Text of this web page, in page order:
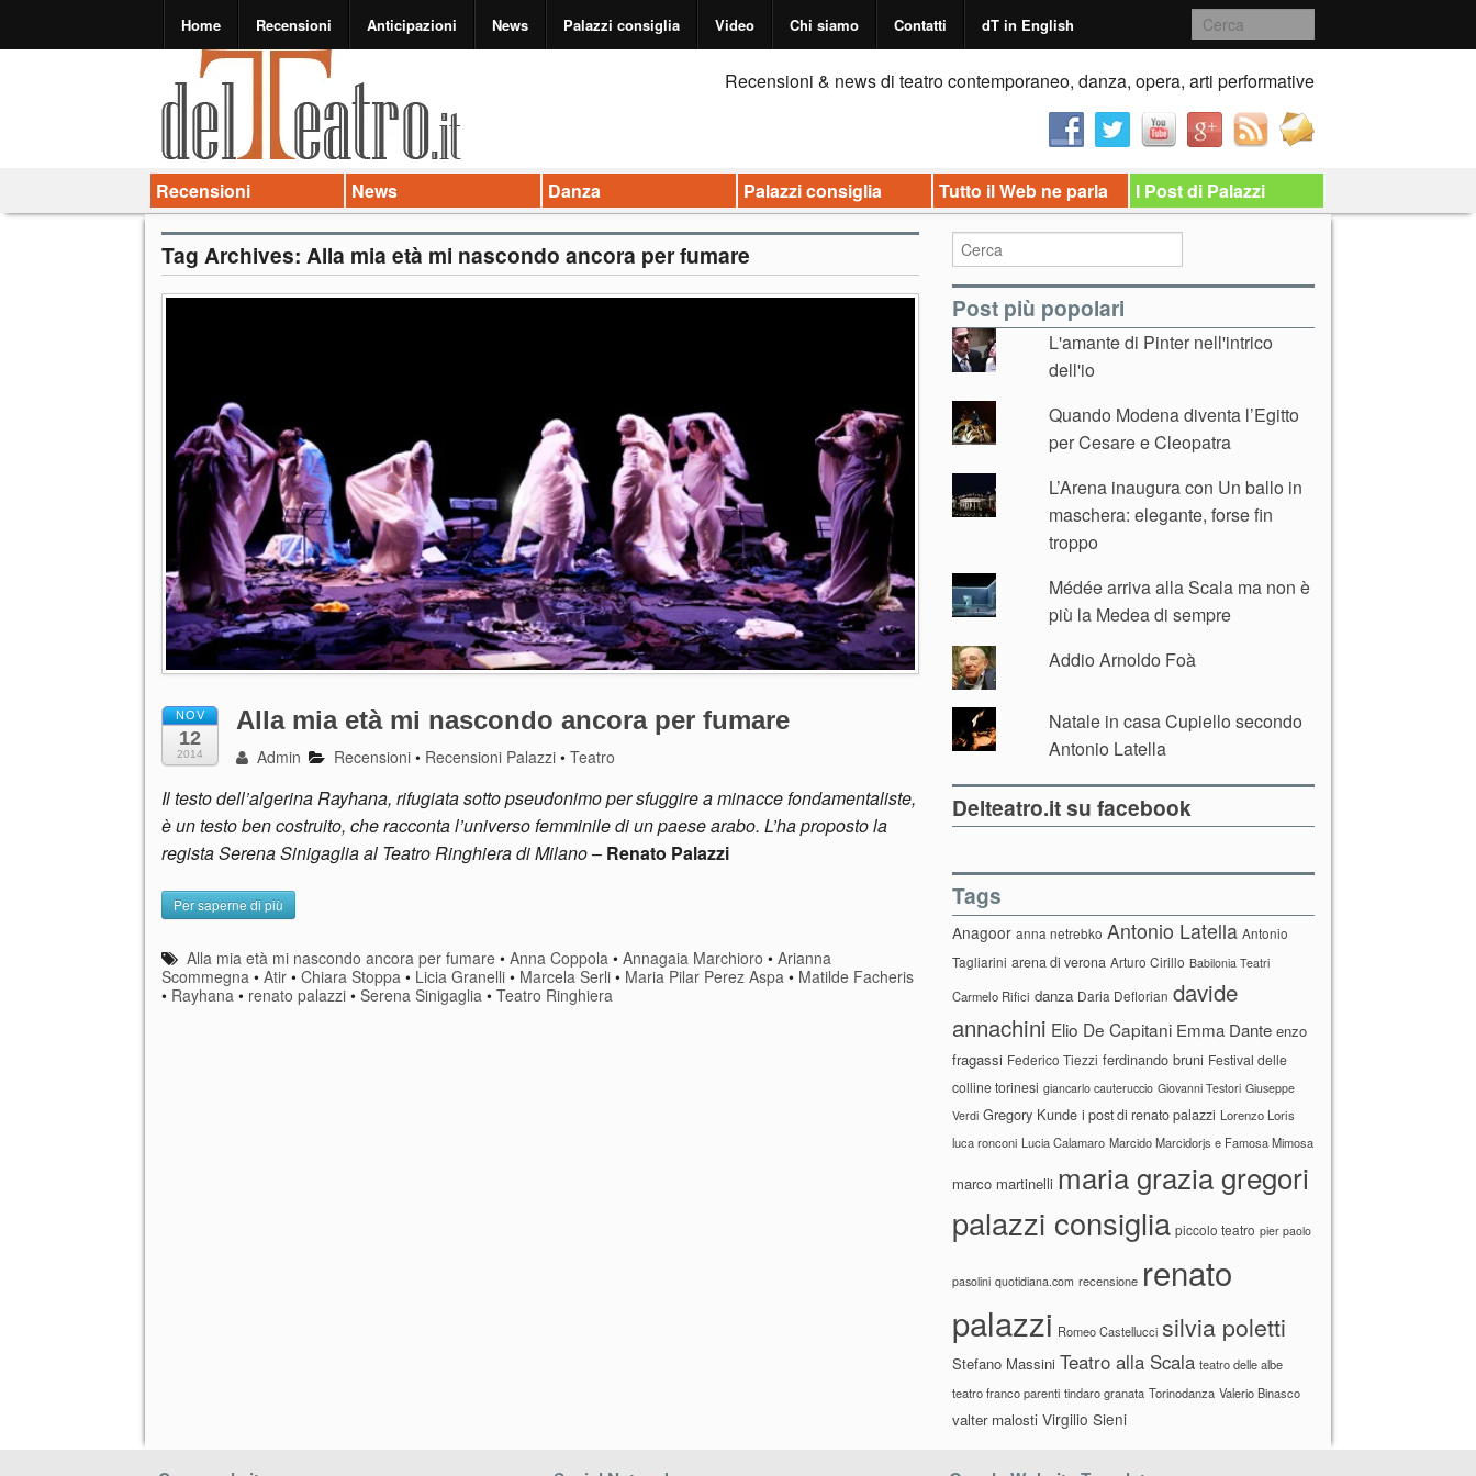
Home Recensioni Anticipazioni News Palazzi consiglia Video Chi siamo Contatti dT in English
Recensioni & news di teatro contemporaneo, danza, opera, arti performative
Recensioni News Danza Palazzi consiglia Tutto il Web ne parla I Post di Palazzi
Tag Archives: Alla mia età mi nascondo ancora per fumare
NOV
12
2014
Alla mia età mi nascondo ancora per fumare
Admin Recensioni • Recensioni Palazzi •Teatro
Il testo dell’algerina Rayhana, rifugiata sotto pseudonimo per sfuggire a minacce fondamentaliste,
è un testo ben costruito, che racconta l’universo femminile di un paese arabo. L’ha proposto la
regista Serena Sinigaglia al Teatro Ringhiera di Milano– Renato Palazzi
Per saperne di più
Alla mia età mi nascondo ancora per fumare •Anna Coppola •Annagaia Marchioro •Arianna
Scommegna • Atir • Chiara Stoppa • Licia Granelli • Marcela Serli • Maria Pilar Perez Aspa • Matilde Facheris
• Rayhana • renato palazzi • Serena Sinigaglia • Teatro Ringhiera
Post più popolari
L'amante di Pinter nell'intrico
dell'io
Quando Modena diventa l’Egitto
per Cesare e Cleopatra
L’Arena inaugura con Un ballo in
maschera: elegante, forse fin
troppo
Médée arriva alla Scala ma non è
più la Medea di sempre
Addio Arnoldo Foà
Natale in casa Cupiello secondo
Antonio Latella
Delteatro.it su facebook
Tags
Anagoor anna netrebko Antonio Latella Antonio
Tagliarini arena di verona Arturo Cirillo Babilonia Teatri
Carmelo Rifici danza Daria Deflorian davide
annachini Elio De Capitani Emma Dante enzo
fragassi Federico Tiezzi ferdinando bruni Festival delle
colline torinesi giancarlo cauteruccio Giovanni Testori Giuseppe
Verdi Gregory Kunde i post di renato palazzi Lorenzo Loris
luca ronconi Lucia Calamaro Marcido Marcidorjs e Famosa Mimosa
marco martinelli maria grazia gregori
palazzi consiglia piccolo teatro pier paolo
pasolini quotidiana.com recensione renato
palazzi Romeo Castellucci silvia poletti
Stefano Massini Teatro alla Scala teatro delle albe
teatro franco parenti tindaro granata Torinodanza Valerio Binasco
valter malosti Virgilio Sieni